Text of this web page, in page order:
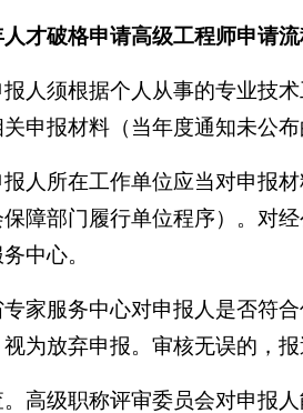
才破格申请高级工程师申请
报人须根据个人从事的专业技
申报材料（当年度通知未公
报人所在工作单位应当对申报
障部门履行单位程序）。对
中心。
专家服务中心对申报人是否符
为放弃申报。审核无误的，
。高级职称评审委员会对申报